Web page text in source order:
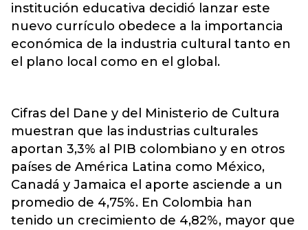
institución educativa decidió lanzar este
nuevo currículo obedece a la importancia
económica de la industria cultural tanto en
el plano local como en el global.
Cifras del Dane y del Ministerio de Cultura
muestran que las industrias culturales
aportan 3,3% al PIB colombiano y en otros
países de América Latina como México,
Canadá y Jamaica el aporte asciende a un
promedio de 4,75%. En Colombia han
tenido un crecimiento de 4,82%, mayor que